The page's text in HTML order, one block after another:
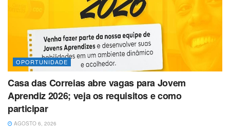
OPORTUNIDADE
Casa das Correias abre vagas para Jovem
Aprendiz 2026; veja os requisitos e como
participar
AGOSTO 6, 2026